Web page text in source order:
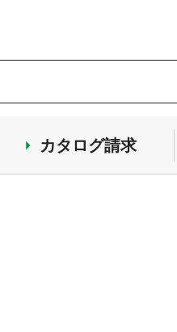
カタログ請求